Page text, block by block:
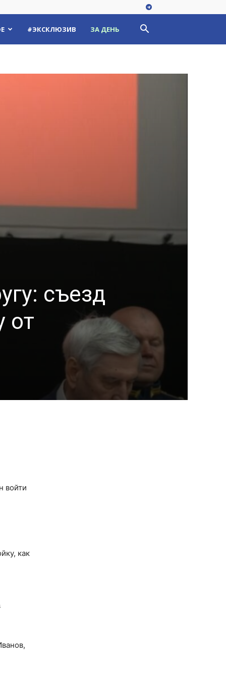
#ЭКСКЛЮЗИВ ЗА ДЕНЬ
съезд
от
войти
как